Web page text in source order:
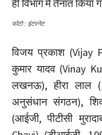
ही विभाग में तैनात किया
फोटो : इंटरनेट
विजय प्रकाश (Vijay
कुमार यादव (Vinay
लखनऊ), हीरा लाल
अनुसंधान संगठन),
(आईजी, पीटीसी